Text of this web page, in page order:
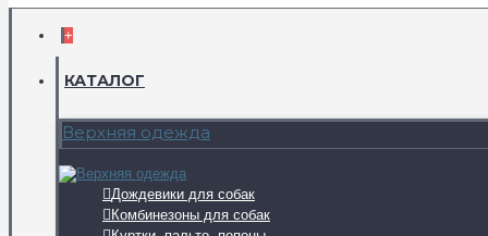
+
КАТАЛОГ
Верхняя одежда
Дождевики для собак
Комбинезоны для собак